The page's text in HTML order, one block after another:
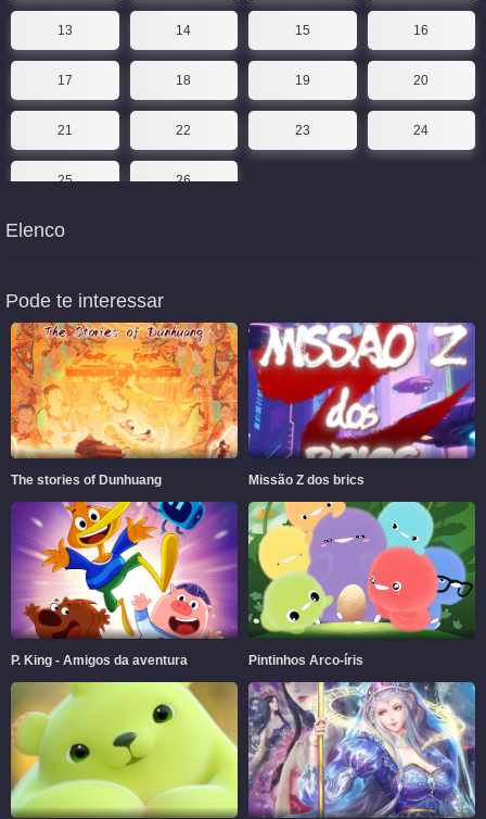
13 14 15 16
17 18 19 20
21 22 23 24
25 26
Elenco
Pode te interessar
The stories of Dunhuang Missão Z dos brics
P. King - Amigos da aventura Pintinhos Arco-íris